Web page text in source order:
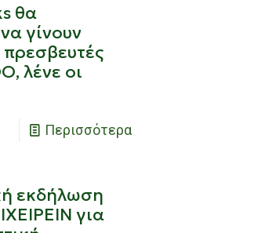
θα
γίνουν
λένε οι
Περισσότερα
εκδήλωση
για